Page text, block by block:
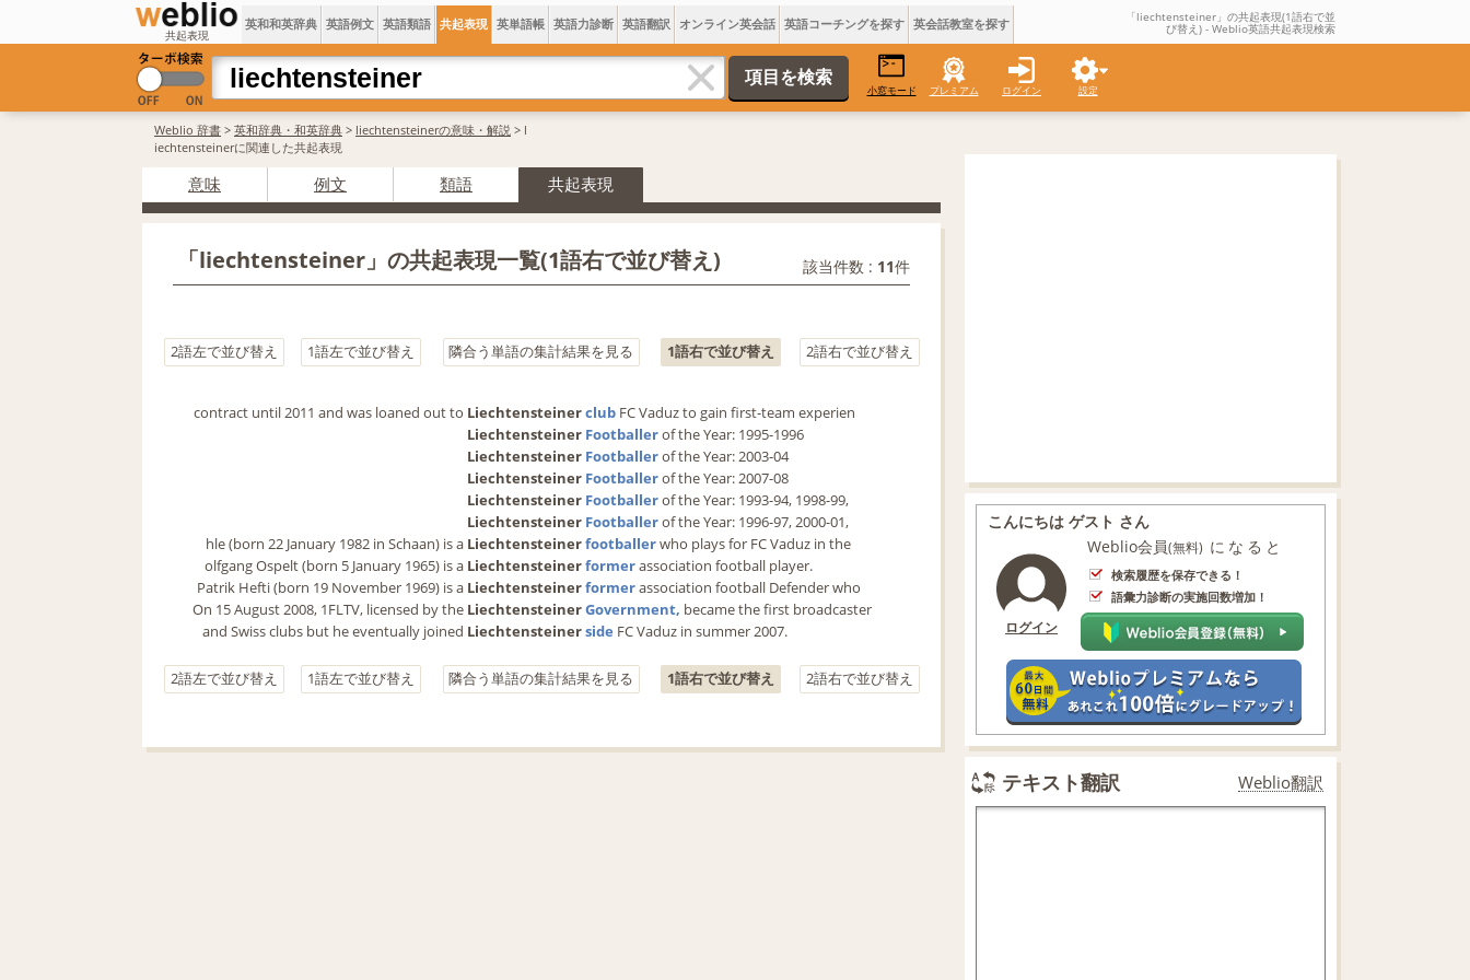
共起表現
英和和英辞典 英語例文 英語類語 共起表現 英単語帳 英語力診断 英語翻訳 オンライン英会話 英語コーチングを探す 英会話教室を探す 「liechtensteiner」の共起表現(1語右で並
び替え) - Weblio英語共起表現検索
小窓モード プレミアム ログイン 設定
Weblio 辞書 > 英和辞典・和英辞典 > liechtensteinerの意味・解説 > l
iechtensteinerに関連した共起表現
意味 例文 類語 共起表現
「liechtensteiner」の共起表現一覧(1語右で並び替え) 該当件数 : 11件
2語左で並び替え 1語左で並び替え 隣合う単語の集計結果を見る 1語右で並び替え 2語右で並び替え
contract until 2011 and was loaned out to Liechtensteinerclub FC Vaduz to gain first-team experien
Liechtensteiner Footballer of the Year: 1995-1996
Liechtensteiner Footballer of the Year: 2003-04
Liechtensteiner Footballer of the Year: 2007-08
Liechtensteiner Footballer of the Year: 1993-94, 1998-99,
Liechtensteiner Footballer of the Year: 1996-97, 2000-01,
hle (born 22 January 1982 in Schaan) is a Liechtensteinerfootballer who plays for FC Vaduz in the
olfgang Ospelt (born 5 January 1965) is a Liechtensteinerformer association football player.
Patrik Hefti (born 19 November 1969) is a Liechtensteinerformer association football Defender who
On 15 August 2008, 1FLTV, licensed by the LiechtensteinerGovernment, became the first broadcaster
and Swiss clubs but he eventually joined Liechtensteinerside FC Vaduz in summer 2007.
2語左で並び替え 1語左で並び替え 隣合う単語の集計結果を見る 1語右で並び替え 2語右で並び替え
こんにちは ゲスト さん
ログイン
Weblio会員(無料) になると
検索履歴を保存できる！
語彙力診断の実施回数増加！
テキスト翻訳 Weblio翻訳